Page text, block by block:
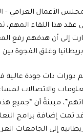
مجلس الأعمال العراقي
عقد هذا اللقاء
إلى أن هدفهم رفع
وغلق الفجوة بين
دورات ذات جودة عالية
والاتصالات
مبينةً أن “جميع
تمت إضافة برامج
إلى الجامعات